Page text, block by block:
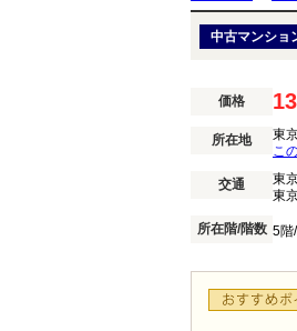
中古マンショ
価格
所在地 東
こ
交通 東
東
所在階/階数 5階